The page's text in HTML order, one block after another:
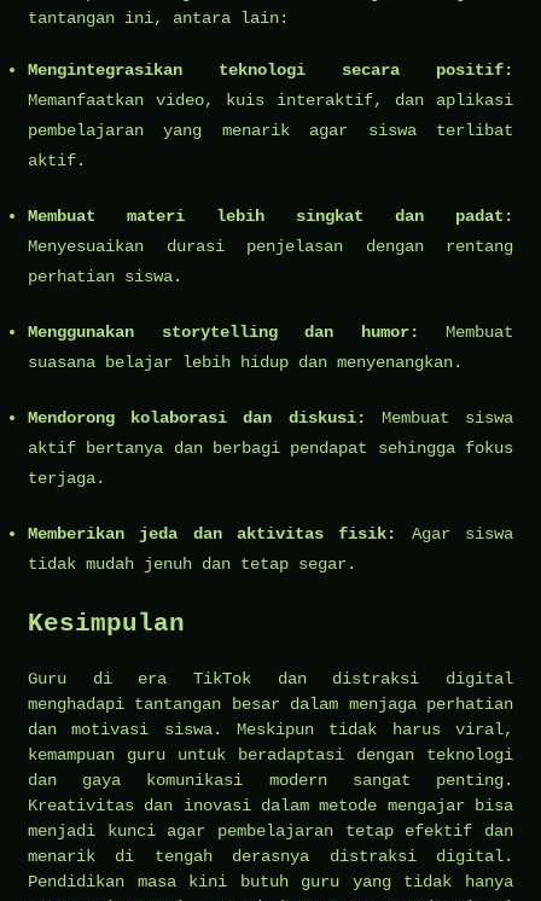
tantangan ini, antara lain:
Mengintegrasikan teknologi secara positif:
Memanfaatkan video, kuis interaktif, dan aplikasi
pembelajaran yang menarik agar siswa terlibat
aktif.
Membuat materi lebih singkat dan padat:
Menyesuaikan durasi penjelasan dengan rentang
perhatian siswa.
Menggunakan storytelling dan humor: Membuat
suasana belajar lebih hidup dan menyenangkan.
Mendorong kolaborasi dan diskusi:
Membuat siswa
aktif bertanya dan berbagi pendapat sehingga fokus
terjaga.
Memberikan jeda dan aktivitas fisik:
Agar siswa
tidak mudah jenuh dan tetap segar.
Kesimpulan
Guru di era TikTok dan distraksi digital
menghadapi tantangan besar dalam menjaga perhatian
dan motivasi siswa. Meskipun tidak harus viral,
kemampuan guru untuk beradaptasi dengan teknologi
dan gaya komunikasi modern sangat penting.
Kreativitas dan inovasi dalam metode mengajar bisa
menjadi kunci agar pembelajaran tetap efektif dan
menarik di tengah derasnya distraksi digital.
Pendidikan masa kini butuh guru yang tidak hanya